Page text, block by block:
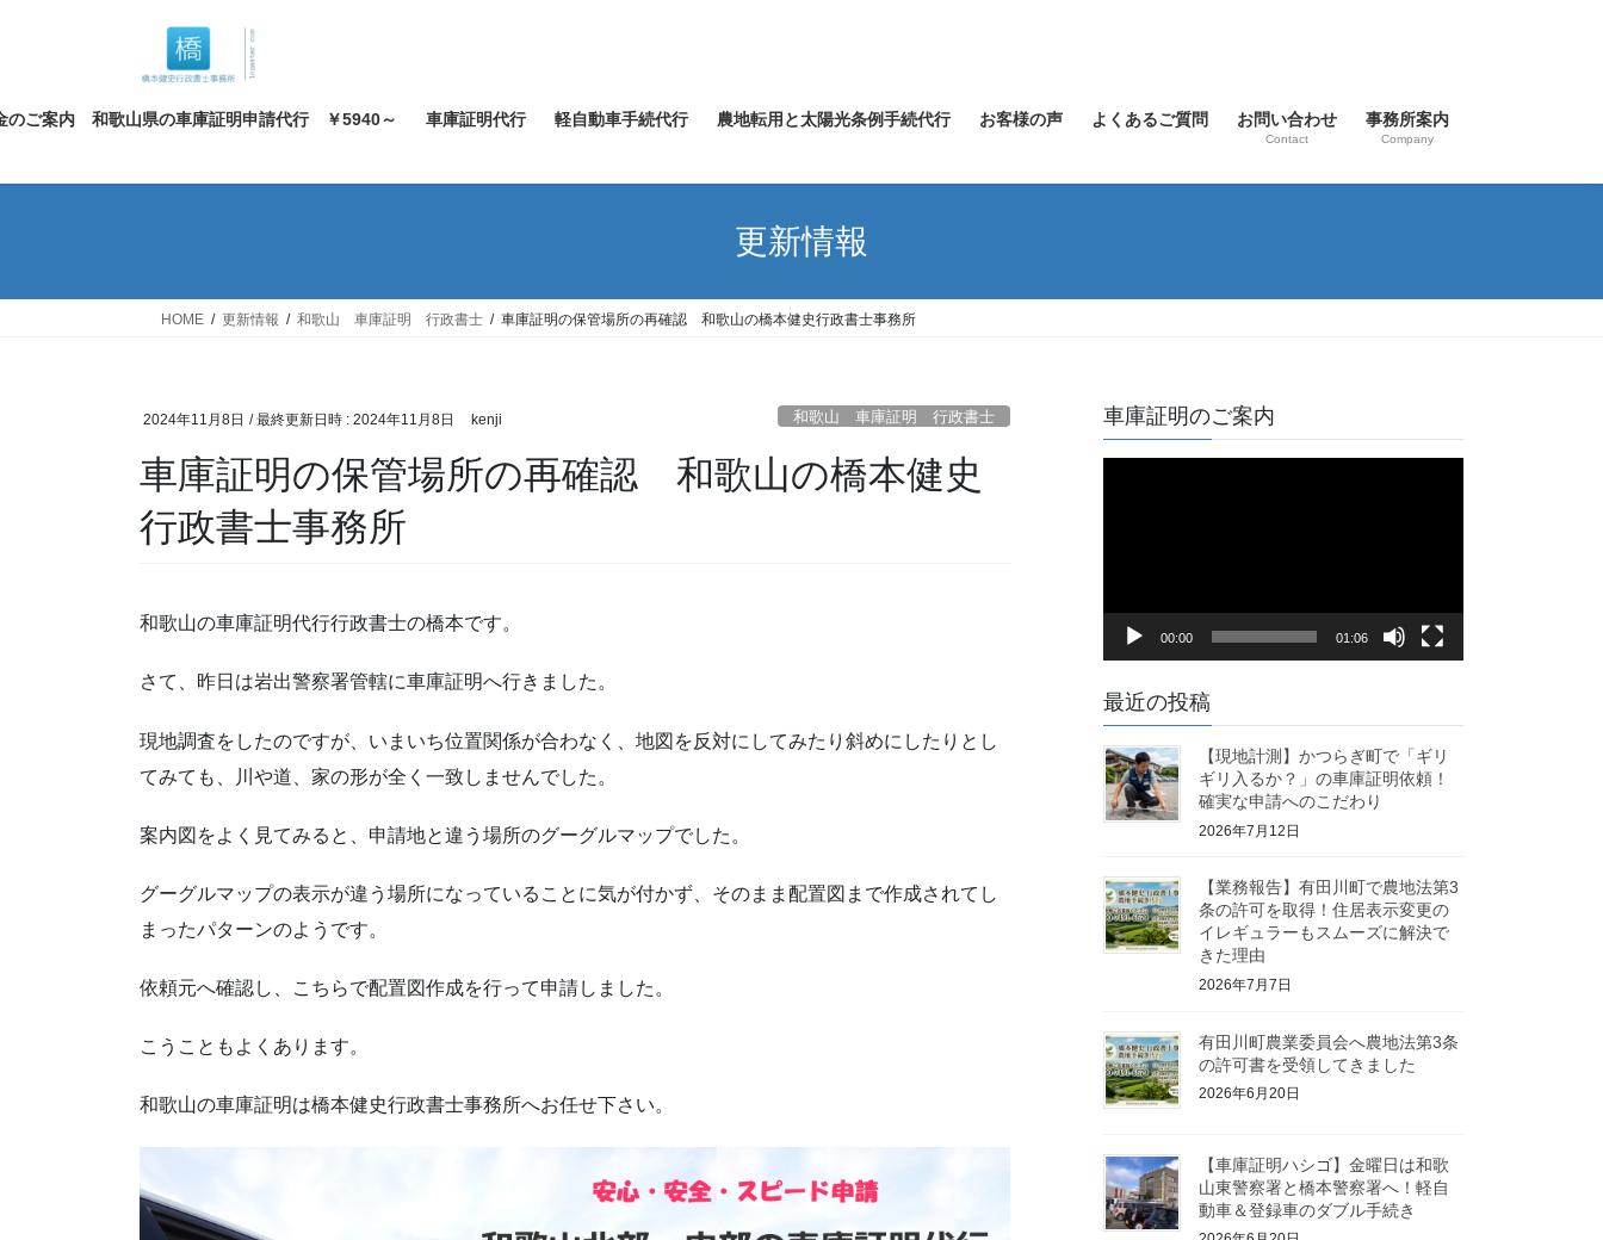
ツ
ス
シ
ン
のご案内 和歌山県の車庫証明申請代行 ￥5940～ 車庫証明代行 軽自動車手続代行 農地転用と太陽光条例手続代行 お客様の声 よくあるご質問 お問い合わせ
Contact
事務所案内
Company
更新情報
HOME 更新情報 和歌山 車庫証明 行政書士 車庫証明の保管場所の再確認 和歌山の橋本健史行政書士事務所
2024年11月8日 / 最終更新日時 : 2024年11月8日 kenji 和歌山 車庫証明 行政書士
車庫証明の保管場所の再確認 和歌山の橋本健史
行政書士事務所
和歌山の車庫証明代行行政書士の橋本です。
さて、昨日は岩出警察署管轄に車庫証明へ行きました。
現地調査をしたのですが、いまいち位置関係が合わなく、地図を反対にしてみたり斜めにしたりとし
てみても、川や道、家の形が全く一致しませんでした。
案内図をよく見てみると、申請地と違う場所のグーグルマップでした。
グーグルマップの表示が違う場所になっていることに気が付かず、そのまま配置図まで作成されてし
まったパターンのようです。
依頼元へ確認し、こちらで配置図作成を行って申請しました。
こうこともよくあります。
和歌山の車庫証明は橋本健史行政書士事務所へお任せ下さい。
車庫証明のご案内
ヤ
00:00 01:06
最近の投稿
【現地計測】かつらぎ町で「ギリ
ギリ入るか？」の車庫証明依頼！
確実な申請へのこだわり
2026年7月12日
【業務報告】有田川町で農地法第3
条の許可を取得！住居表示変更の
イレギュラーもスムーズに解決で
きた理由
2026年7月7日
有田川町農業委員会へ農地法第3条
の許可書を受領してきました
2026年6月20日
【車庫証明ハシゴ】金曜日は和歌
山東警察署と橋本警察署へ！軽自
動車＆登録車のダブル手続き